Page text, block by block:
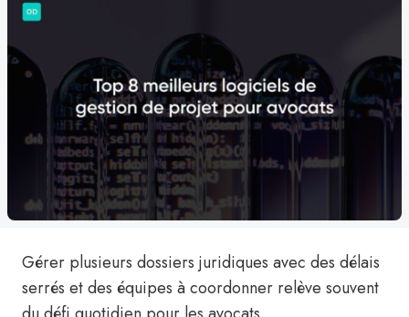
Gérer plusieurs dossiers juridiques avec des délais
serrés et des équipes à coordonner relève souvent